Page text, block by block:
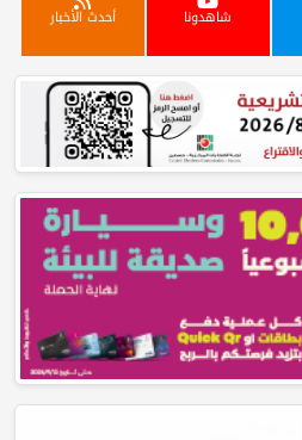
شاهدونا أحدث الأخبار